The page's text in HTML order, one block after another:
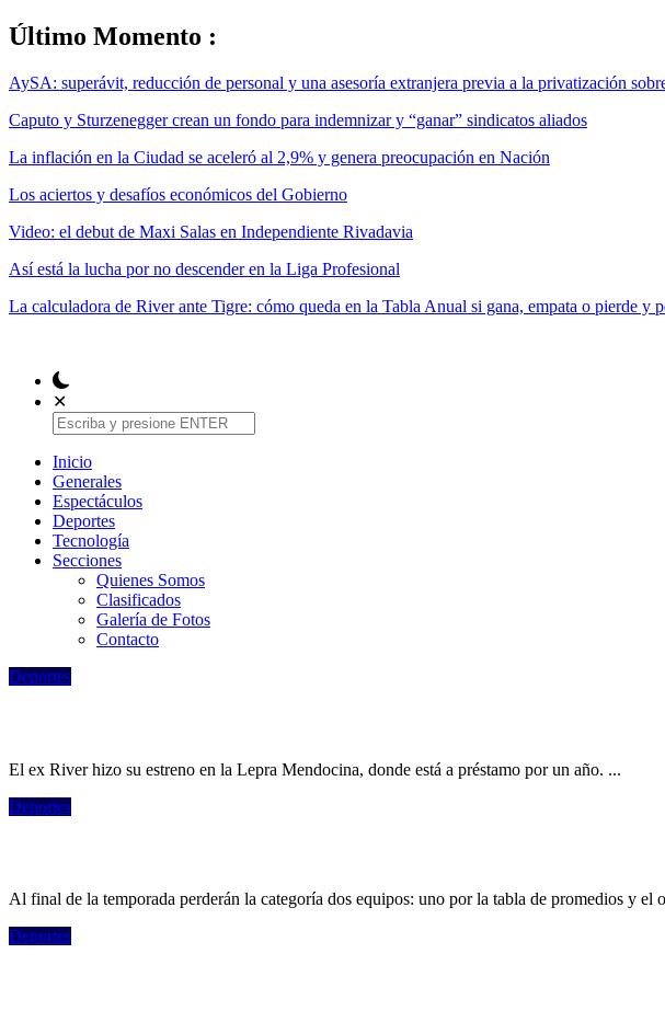
Último Momento :
AySA: superávit, reducción de personal y una asesoría extranjera previa a la privatización
Caputo y Sturzenegger crean un fondo para indemnizar y “ganar” sindicatos aliados
La inflación en la Ciudad se aceleró al 2,9% y genera preocupación en Nación
Los aciertos y desafíos económicos del Gobierno
Video: el debut de Maxi Salas en Independiente Rivadavia
Así está la lucha por no descender en la Liga Profesional
La calculadora de River ante Tigre: cómo queda en la Tabla Anual si gana, empata o pierde y
✕
Inicio
Generales
Espectáculos
Deportes
Tecnologí­a
Secciones
Quienes Somos
Clasificados
Galería de Fotos
Contacto
Deportes
El ex River hizo su estreno en la Lepra Mendocina, donde está a préstamo por un año. ...
Deportes
Al final de la temporada perderán la categoría dos equipos: uno por la tabla de promedios y
Deportes